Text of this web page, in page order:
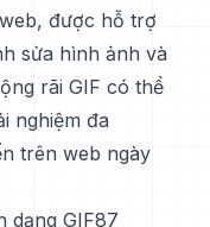
được hỗ trợ
sửa hình ảnh và
rãi GIF có thể
nghiệm đa
trên web ngày
dạng GIF87